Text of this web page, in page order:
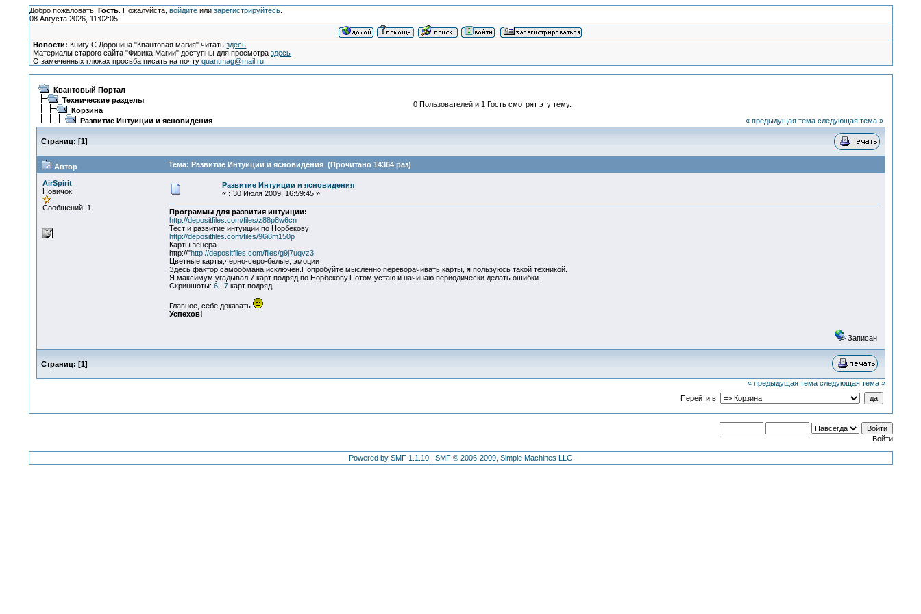
Добро пожаловать, Гость. Пожалуйста, войдитеили зарегистрируйтесь.
08 Августа 2026, 11:02:05
Новости: Книгу С.Доронина "Квантовая магия" читатьздесь
Материалы старого сайта "Физика Магии" доступны для просмотраздесь
О замеченных глюках просьба писать на почтуquantmag@mail.ru
Квантовый Портал
Технические разделы
Корзина
Развитие Интуиции и ясновидения
0 Пользователей и 1 Гость смотрят эту тему.
« предыдущая тема следующая тема »
Страниц: [1]
Автор Тема: Развитие Интуиции и ясновидения (Прочитано 14364 раз)
AirSpirit
Новичок
Сообщений: 1
Развитие Интуиции и ясновидения
« : 30 Июля 2009, 16:59:45 »
Программы для развития интуиции:
http://depositfiles.com/files/z88p8w6cn
Тест и развитие интуиции по Норбекову
http://depositfiles.com/files/96i8m150p
Карты зенера
http://"http://depositfiles.com/files/g9j7uqvz3
Цветные карты,черно-серо-белые, эмоции
Здесь фактор самообмана исключен.Попробуйте мысленно переворачивать карты, я пользуюсь такой техникой.
Я максимум угадывал 7 карт подряд по Норбекову.Потом устаю и начинаю периодически делать ошибки.
Скриншоты: 6 7 карт подряд
Главное, себе доказать
Успехов!
Записан
Страниц: [1]
« предыдущая тема следующая тема »
Перейти в:
Войти
Powered by SMF 1.1.10 | SMF © 2006-2009, Simple Machines LLC